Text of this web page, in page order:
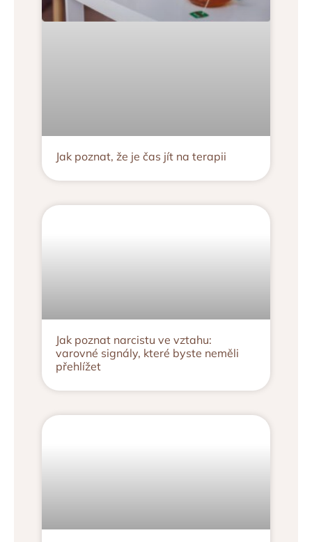
Jak poznat, že je čas jít na terapii
Jak poznat narcistu ve vztahu:
varovné signály, které byste neměli
přehlížet